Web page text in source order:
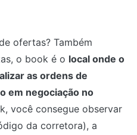
ofertas? Também
o book é o local onde o
as ordens de
em negociação no
você consegue observar
da corretora), a